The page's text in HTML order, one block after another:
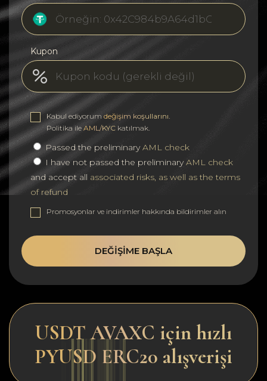
Kupon
Kabul ediyorum değişim koşullarını
Politika ile AML/KYC katılmak.
Passed the preliminaryAML check
I have not passed the preliminaryAML check
and accept all associated risks, as well as the terms
of refund
Promosyonlar ve indirimler hakkında bildirimler alın
DEĞIŞIME BAŞLA
USDT AVAXC için hızlı
PYUSD ERC20 alışverişi